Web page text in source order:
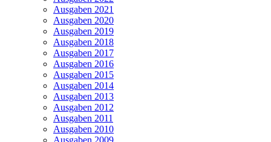
Ausgaben 2021
Ausgaben 2020
Ausgaben 2019
Ausgaben 2018
Ausgaben 2017
Ausgaben 2016
Ausgaben 2015
Ausgaben 2014
Ausgaben 2013
Ausgaben 2012
Ausgaben 2011
Ausgaben 2010
Ausgaben 2009